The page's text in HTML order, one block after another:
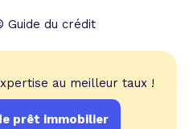
Guide du crédit
au meilleur taux !
prêt immobilier